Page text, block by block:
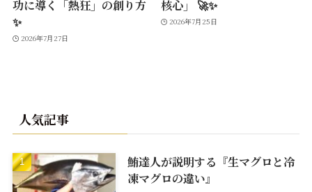
功に導く「熱狂」の創り方
✨
2026年7月27日
核心」 🚀✨
2026年7月25日
人気記事
鮪達人が説明する『生マグロと冷
凍マグロの違い』